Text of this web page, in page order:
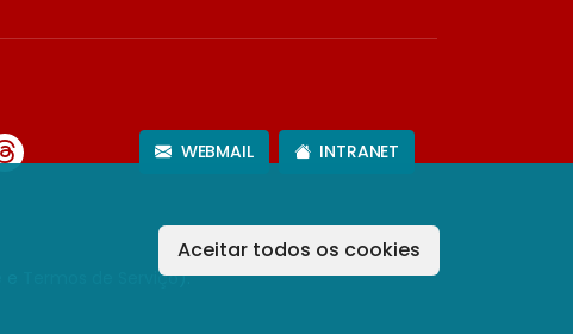
Aceitar todos os cookies
WEBMAIL INTRANET
Termos de Serviço).